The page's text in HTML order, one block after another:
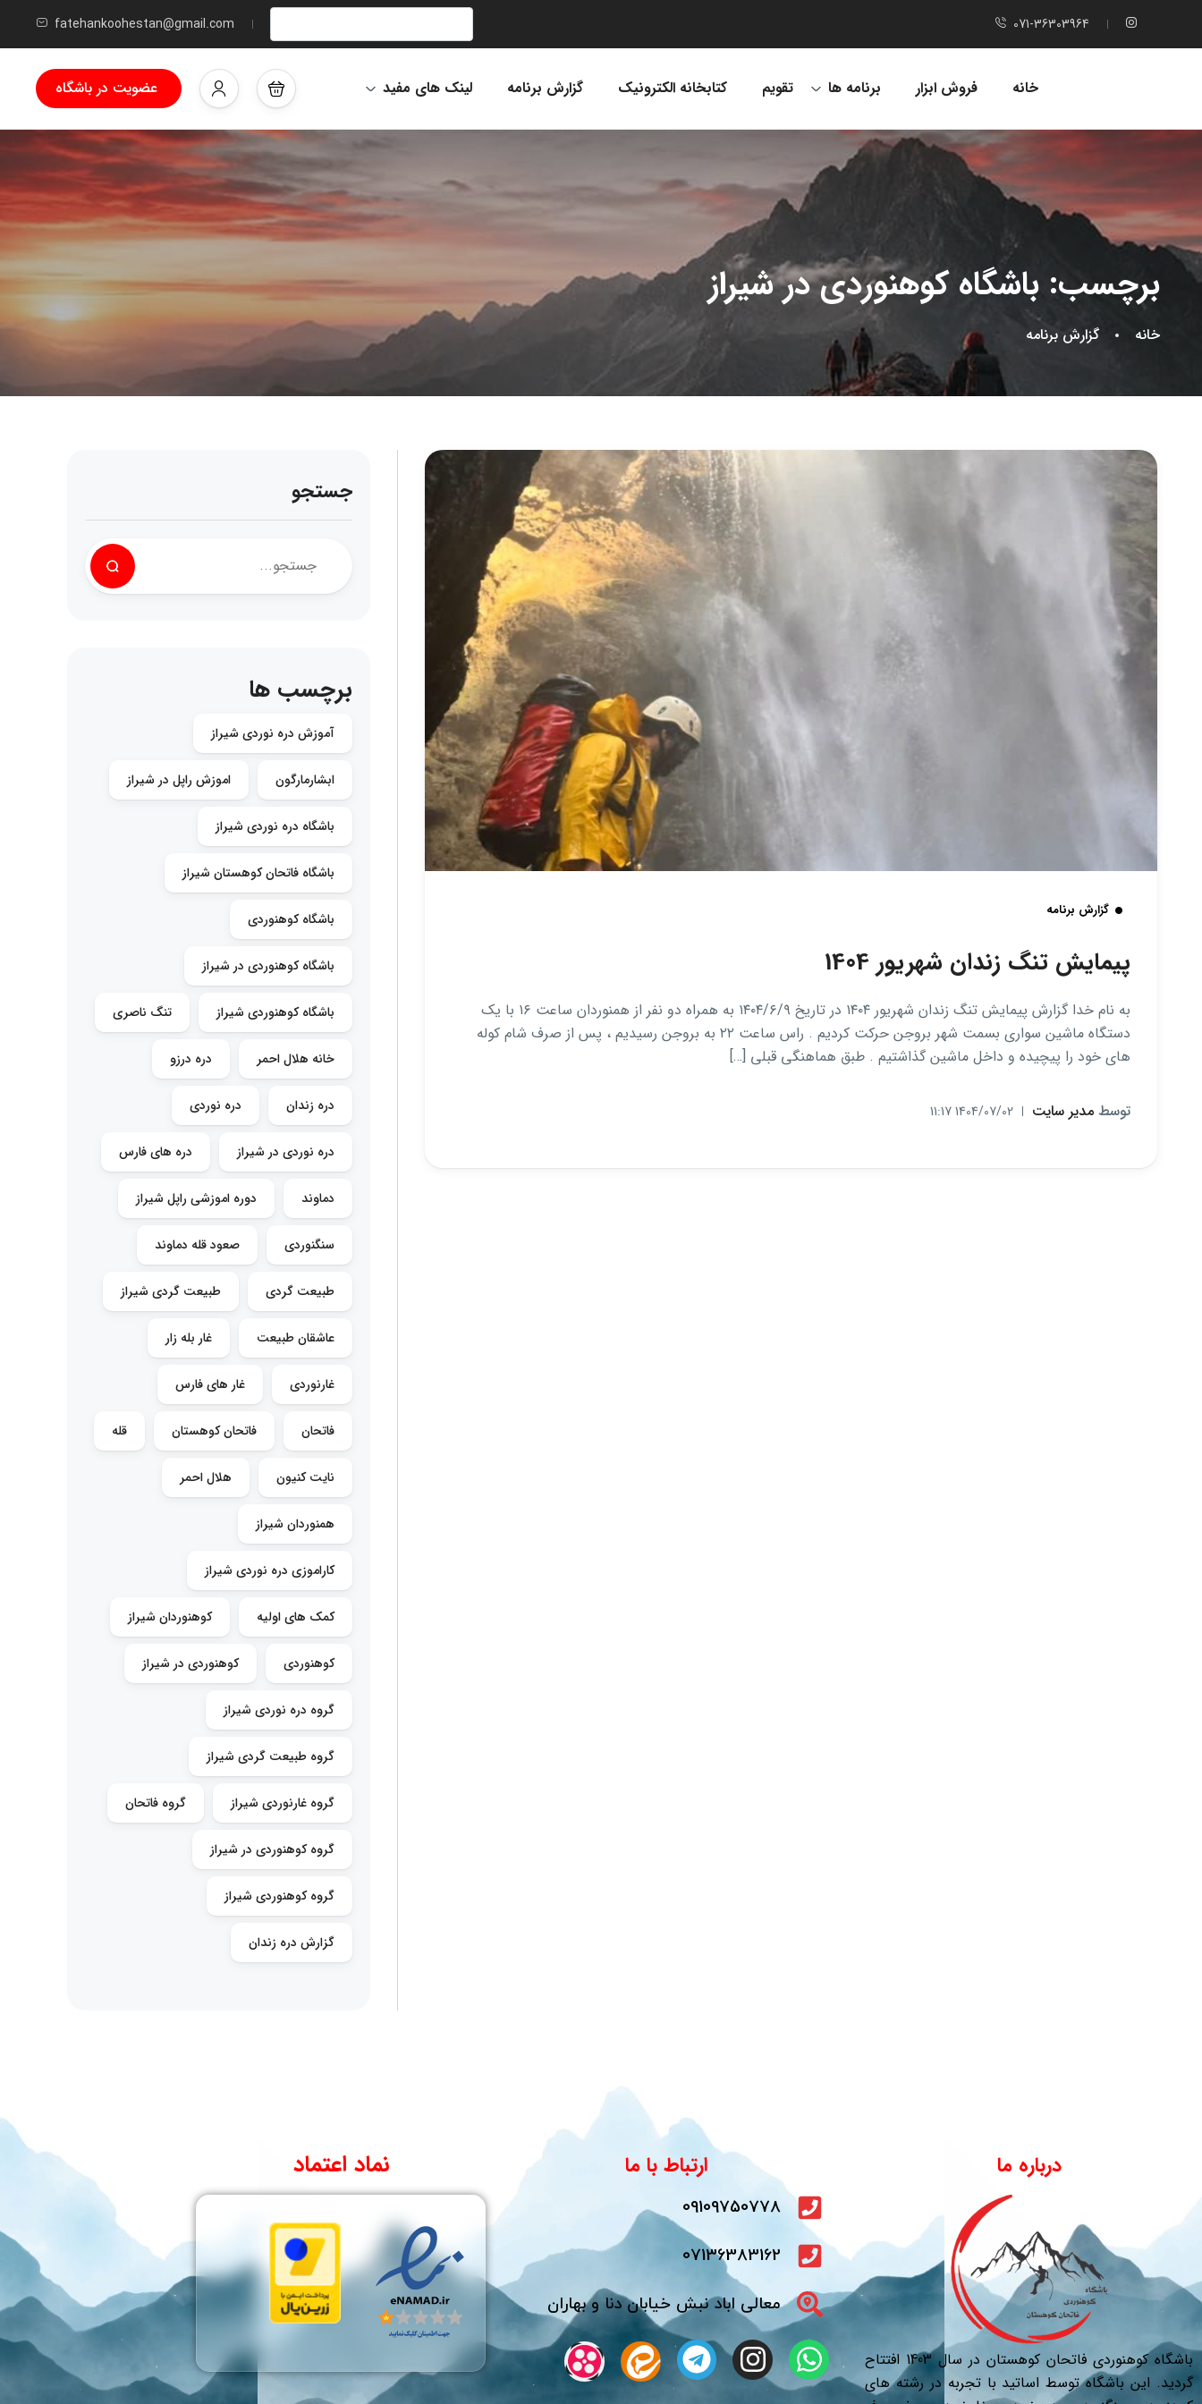
071-36303964
fatehankoohestan@gmail.com
خانه فروش ابزار برنامه ها تقویم کتابخانه الکترونیک گزارش برنامه لینک های مفید عضویت در باشگاه
برچسب: باشگاه کوهنوردی در شیراز
خانه گزارش برنامه
گزارش برنامه
پیمایش تنگ زندان شهریور 1404
به نام خدا گزارش پیمایش تنگ زندان شهریور ۱۴۰۴ در تاریخ ۱۴۰۴/۶/۹ به همراه دو نفر از همنوردان ساعت ۱۶ با یک
دستگاه ماشین سواری بسمت شهر بروجن حرکت کردیم . راس ساعت ۲۲ به بروجن رسیدیم ، پس از صرف شام کوله
های خود را پیچیده و داخل ماشین گذاشتیم . طبق هماهنگی قبلی […]
توسط مدیر سایت 1404/07/02 11:17
جستجو
برچسب ها
آموزش دره نوردی شیراز
ابشارمارگون اموزش راپل در شیراز
باشگاه دره نوردی شیراز
باشگاه فاتحان کوهستان شیراز
باشگاه کوهنوردی
باشگاه کوهنوردی در شیراز
باشگاه کوهنوردی شیراز تنگ ناصری
خانه هلال احمر دره درزو
دره زندان دره نوردی
دره نوردی در شیراز دره های فارس
دماوند دوره اموزشی راپل شیراز
سنگنوردی صعود قله دماوند
طبیعت گردی طبیعت گردی شیراز
عاشقان طبیعت غار بله زار
غارنوردی غار های فارس
فاتحان فاتحان کوهستان قله
نایت کنیون هلال احمر
همنوردان شیراز
کاراموزی دره نوردی شیراز
کمک های اولیه کوهنوردان شیراز
کوهنوردی کوهنوردی در شیراز
گروه دره نوردی شیراز
گروه طبیعت گردی شیراز
گروه غارنوردی شیراز گروه فاتحان
گروه کوهنوردی در شیراز
گروه کوهنوردی شیراز
گزارش دره زندان
درباره ما
باشگاه کوهنوردی فاتحان کوهستان در سال 1403 افتتاح
گردید. این باشگاه توسط اساتید با تجربه در رشته های
ارتباط با ما
09109750778
07136383162
معالی اباد نبش خیابان دنا و بهاران
نماد اعتماد